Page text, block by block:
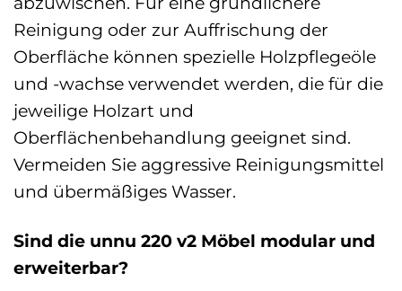
Reinigung oder zur Auffrischung der
Oberfläche können spezielle Holzpflegeöle
und -wachse verwendet werden, die für die
jeweilige Holzart und
Oberflächenbehandlung geeignet sind.
Vermeiden Sie aggressive Reinigungsmittel
und übermäßiges Wasser.
Sind die unnu 220 v2 Möbel modular und
erweiterbar?